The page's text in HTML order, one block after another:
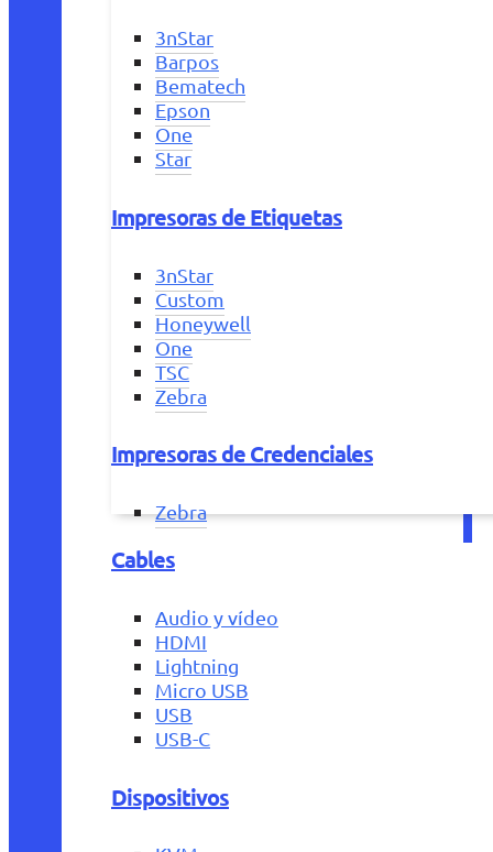
3nStar
Barpos
Bematech
Epson
One
Star
Impresoras de Etiquetas
3nStar
Custom
Honeywell
One
TSC
Zebra
Impresoras de Credenciales
Zebra
Cables
Audio y vídeo
HDMI
Lightning
Micro USB
USB
USB-C
Dispositivos